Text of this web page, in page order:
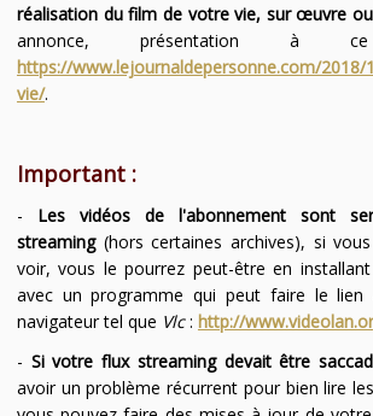
réalisation du film de votre vie, sur œuvre
annonce, présentation à
https://www.lejournaldepersonne.com/
vie/.
Important :
- Les vidéos de l'abonnement sont
streaming(hors certaines archives), si
voir, vous le pourrez peut-être en
avec un programme qui peut faire le lien
navigateur tel que Vlc: http://
- Si votre flux streaming devait être
avoir un problème récurrent pour bien lire